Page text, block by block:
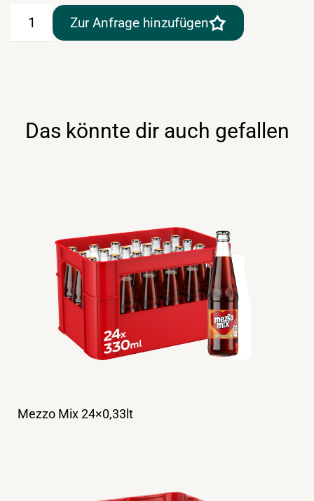
Baumgartner
Zur Anfrage hinzufügen
Das könnte dir auch gefallen
Mezzo Mix 24×0,33lt